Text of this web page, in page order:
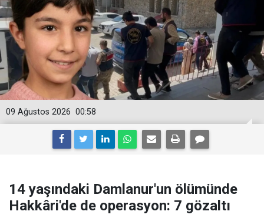
00:58
09 Ağustos 2026
14 yaşındaki Damlanur'un ölümünde
Hakkâri'de de operasyon: 7 gözaltı